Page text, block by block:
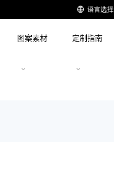
语言选择
图案素材 定制指南